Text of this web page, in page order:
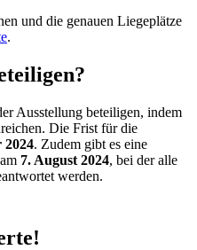
und die genauen Liegeplätze
.
Ausstellung beteiligen, indem
Die Frist für die
2024. Zudem gibt es eine
7. August 2024, bei der alle
werden.